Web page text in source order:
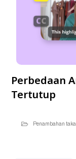
Perbedaan
Tertutup
Penambahan